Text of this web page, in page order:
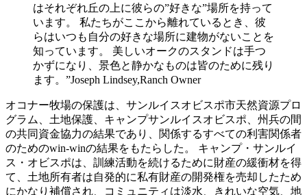
はそれぞれ丘の上に彼らの”好きな”場所を持って
います。 私たちがここから離れているとき、彼
らはいつも自分の好きな場所に建物がないことを
知っています。 美しいオークのスタンドは手つ
かずになり、景色と静かなものは皆のために残り
ます。”Joseph Lindsey,Ranch Owner
オコナー牧場の保護は、サンルイスオビスポ市天然資源プロ
グラム、土地保護、キャンプサンルイスオビスポ、州兵の間
の共同資金協力の結果であり、関係するすべての利害関係者
のためのwin-winの結果をもたらした。 キャンプ・サンルイ
ス・オビスポは、訓練活動を続けるために財産の緩衝材を得
て、土地所有者は自発的に私有財産の開発権を売却したため
にかなり補償され、コミュニティは淡水、きれいな空気、地